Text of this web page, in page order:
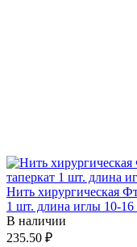
Нить хирургическая
1 шт. длина иглы 10-
В наличии
235.50 ₽